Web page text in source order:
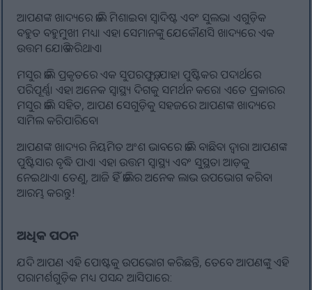
ଆପଣଙ୍କ ଖାଦ୍ୟରେ ଡାଲି ମିଶାଇବା ସ୍ୱାଦିଷ୍ଟ ଏବଂ ସୁଲଭ। ଏଗୁଡ଼ିକ
ବହୁତ ବହୁମୁଖୀ ମଧ୍ୟ। ଏହା ସେମାନଙ୍କୁ ଯେକୌଣସି ଖାଦ୍ୟରେ ଏକ
ଉତ୍ତମ ଯୋଡି କରିଥାଏ।
ମସୁର ଡାଲି ପ୍ରକୃତରେ ଏକ ସୁପରଫୁଡ୍, ଯାହା ପୁଷ୍ଟିକର ପଦାର୍ଥରେ
ପରିପୂର୍ଣ୍ଣ। ଏହା ଅନେକ ସ୍ୱାସ୍ଥ୍ୟ ଦିଗକୁ ସମର୍ଥନ କରେ। ଏତେ ପ୍ରକାରର
ମସୁର ଡାଲି ସହିତ, ଆପଣ ସେଗୁଡ଼ିକୁ ସହଜରେ ଆପଣଙ୍କ ଖାଦ୍ୟରେ
ସାମିଲ କରିପାରିବେ।
ଆପଣଙ୍କ ଖାଦ୍ୟର ନିୟମିତ ଅଂଶ ଭାବରେ ଡାଲି ବାଛିବା ଦ୍ଵାରା ଆପଣଙ୍କ
ପୁଷ୍ଟିସାର ବୃଦ୍ଧି ପାଏ। ଏହା ଉତ୍ତମ ସ୍ୱାସ୍ଥ୍ୟ ଏବଂ ସୁସ୍ଥତା ଆଡ଼କୁ
ନେଇଥାଏ। ତେଣୁ, ଆଜି ହିଁ ଡାଲିର ଅନେକ ଲାଭ ଉପଭୋଗ କରିବା
ଆରମ୍ଭ କରନ୍ତୁ!
ଅଧିକ ପଠନ
ଯଦି ଆପଣ ଏହି ପୋଷ୍ଟକୁ ଉପଭୋଗ କରିଛନ୍ତି, ତେବେ ଆପଣଙ୍କୁ ଏହି
ପରାମର୍ଶଗୁଡ଼ିକ ମଧ୍ୟ ପସନ୍ଦ ଆସିପାରେ: